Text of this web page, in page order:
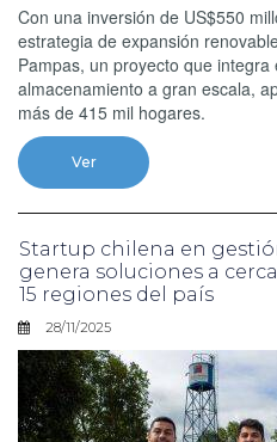
Con una inversión de US$550
estrategia de expansión
Pampas, un proyecto que
almacenamiento a gran escala,
más de 415 mil hogares.
Ver
Startup chilena en
genera soluciones a
15 regiones del país
28/11/2025